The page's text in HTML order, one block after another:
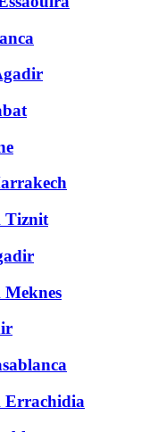
Tiznit
Meknes
Errachidia